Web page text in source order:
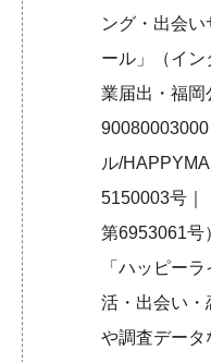
ング・出会い
ール」（イ
業届出・福岡
ル/
5150003号｜
第6953061号
「ハッピー
活・出会い・
や調査データ